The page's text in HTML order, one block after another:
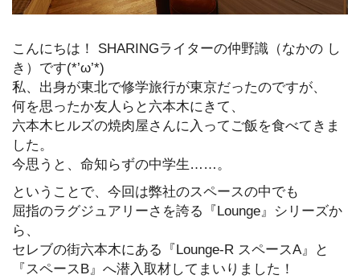
こんにちは！ SHARINGライターの仲野識（なかの し
き）です(*’ω’*)
私、出身が東北で修学旅行が東京だったのですが、
何を思ったか友人らと六本木にきて、
六本木ヒルズの焼肉屋さんに入ってご飯を食べてきま
した。
今思うと、命知らずの中学生……。
ということで、今回は弊社のスペースの中でも
屈指のラグジュアリーさを誇る『Lounge』シリーズか
ら、
セレブの街六本木にある『Lounge-R スペースA』と
『スペースB』へ潜入取材してまいりました！